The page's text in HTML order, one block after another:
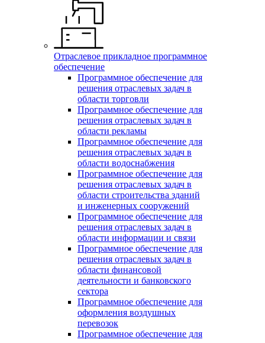
Отраслевое прикладное программное
обеспечение
Программное обеспечение для
решения отраслевых задач в
области торговли
Программное обеспечение для
решения отраслевых задач в
области рекламы
Программное обеспечение для
решения отраслевых задач в
области водоснабжения
Программное обеспечение для
решения отраслевых задач в
области строительства зданий
и инженерных сооружений
Программное обеспечение для
решения отраслевых задач в
области информации и связи
Программное обеспечение для
решения отраслевых задач в
области финансовой
деятельности и банковского
сектора
Программное обеспечение для
оформления воздушных
перевозок
Программное обеспечение для